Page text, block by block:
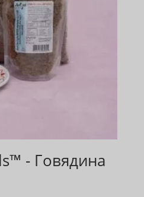
- Говядина